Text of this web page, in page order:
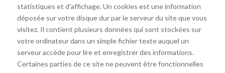
statistiques et d’affichage. Un cookies est une information
déposée sur votre disque dur par le serveur du site que vous
visitez. Il contient plusieurs données qui sont stockées sur
votre ordinateur dans un simple fichier texte auquel un
serveur accède pour lire et enregistrer des informations.
Certaines parties de ce site ne peuvent être fonctionnelles